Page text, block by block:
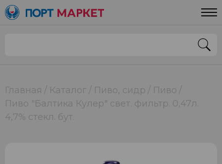
Главная Каталог Пиво, сидр
Пиво
Пиво "Балтика Кулер" свет. фильтр. 0,47л.
4,7% стекл. бут.